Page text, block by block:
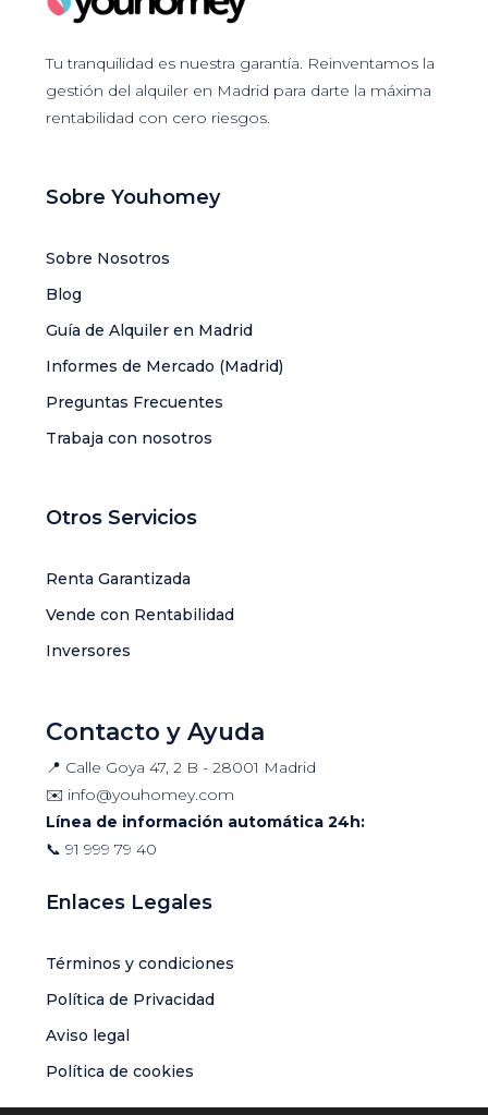
Tu tranquilidad es nuestra garantía. Reinventamos la
gestión del alquiler en Madrid para darte la máxima
rentabilidad con cero riesgos.
Sobre Youhomey
Sobre Nosotros
Blog
Guía de Alquiler en Madrid
Informes de Mercado (Madrid)
Preguntas Frecuentes
Trabaja con nosotros
Otros Servicios
Renta Garantizada
Vende con Rentabilidad
Inversores
Contacto y Ayuda
📍 Calle Goya 47, 2 B - 28001 Madrid
✉️ info@youhomey.com
Línea de información automática 24h:
📞 91 999 79 40
Enlaces Legales
Términos y condiciones
Política de Privacidad
Aviso legal
Política de cookies